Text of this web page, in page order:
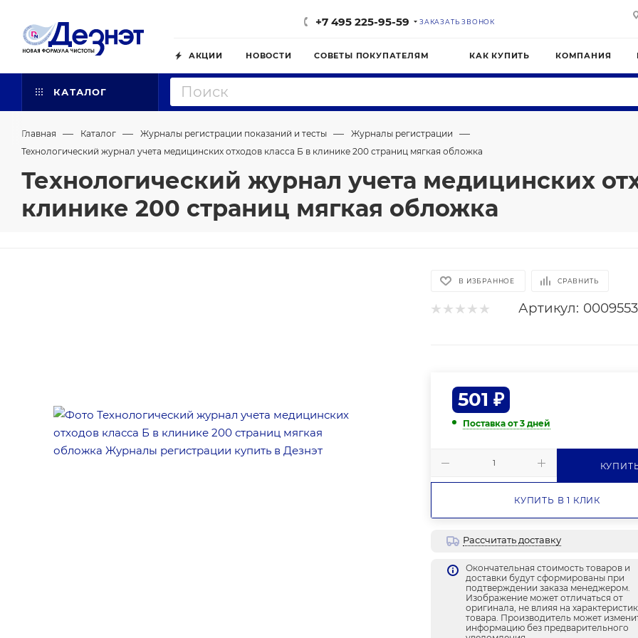
+7 495 225-95-59 ЗАКАЗАТЬ ЗВОНОК
АКЦИИ НОВОСТИ СОВЕТЫ ПОКУПАТЕЛЯМ КАК КУПИТЬ КОМПАНИЯ
КАТАЛОГ
Главная — Каталог — Журналы регистрации показаний и тесты — Журналы регистрации —
Технологический журнал учета медицинских отходов класса Б в клинике 200 страниц мягкая обложка
Технологический журнал учета медицинских
клинике 200 страниц мягкая обложка
В ИЗБРАННОЕ СРАВНИТЬ
Артикул:
501 ₽
Поставка от 3 дней
КУПИТЬ В 1 КЛИК
Рассчитать доставку
Окончательная стоимость товаров и
доставки будут сформированы при
подтверждении заказа менеджером.
Изображение может отличаться от
оригинала, не влияя на
товара. Производитель может
информацию без предварительного